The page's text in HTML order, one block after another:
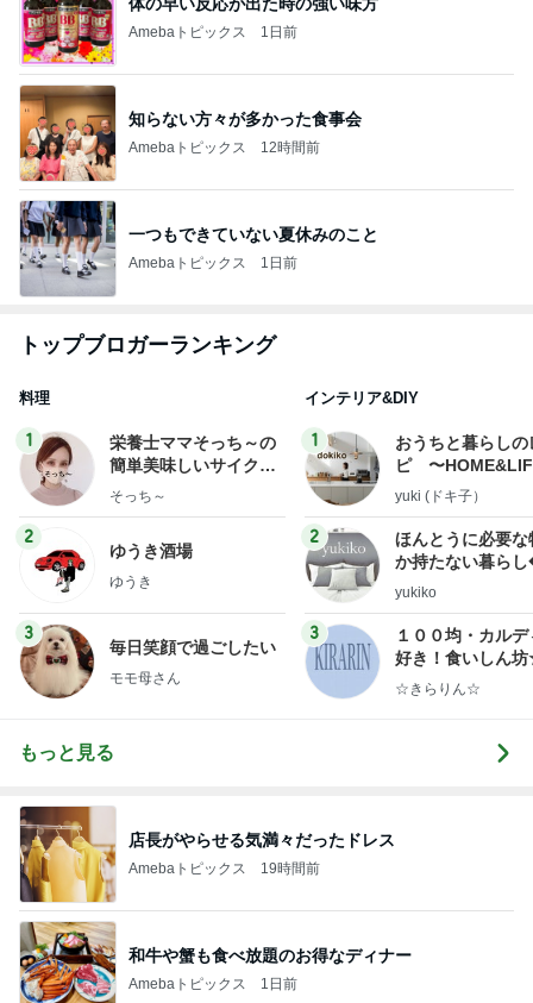
Amebaトピックス 1日前
知らない方々が多かった食事会
Amebaトピックス 12時間前
一つもできていない夏休みのこと
Amebaトピックス 1日前
トップブロガーランキング
料理
1
栄養士ママそっち～の
簡単美味しいサイクル
献立
そっち～
2
ゆうき酒場
ゆうき
3
毎日笑顔で過ごしたい
モモ母さん
インテリア&DIY
1
おうちと暮らしの
ピ 〜
yuki (ドキ子）
2
ほんとうに必要な
か持たない暮ら
ep Life Simple◆
yukiko
3
１００均・カルデ
好き！食いしん
らりん☆のブログ
☆きらりん☆
もっと見る
店長がやらせる気満々だったドレス
Amebaトピックス 19時間前
和牛や蟹も食べ放題のお得なディナー
Amebaトピックス 1日前